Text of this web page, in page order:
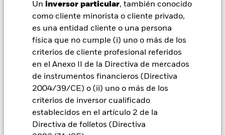
Un inversor particular, también conocido
como cliente minorista o cliente privado,
es una entidad cliente o una persona
física que no cumple (i) uno o más de los
criterios de cliente profesional referidos
en el Anexo II de la Directiva de mercados
de instrumentos financieros (Directiva
2004/39/CE) o (ii) uno o más de los
criterios de inversor cualificado
establecidos en el artículo 2 de la
Directiva de folletos (Directiva
divisas está disponible mediante solicitud a la sociedad
gestora del fondo.
En la medida en que el Fondo opere en préstamos de valores
para reducir los gastos, el propio Fondo percibirá el 62,5% de
los ingresos asociadas que se generen, y el 37,5% restante se
recibirá por BlackRock en calidad de agente de préstamo de
valores. Debido a que el reparto de los ingresos por préstamos
de valores no incrementa los costes de funcionamiento del
Fondo, esto ha quedado excluido de los gastos corrientes.